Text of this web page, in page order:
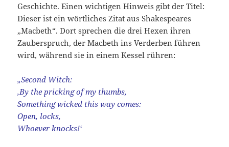
Geschichte. Einen wichtigen Hinweis gibt der Titel:
Dieser ist ein wörtliches Zitat aus Shakespeares
„Macbeth“. Dort sprechen die drei Hexen ihren
Zauberspruch, der Macbeth ins Verderben führen
wird, während sie in einem Kessel rühren:
„Second Witch:
‚By the pricking of my thumbs,
Something wicked this way comes:
Open, locks,
Whoever knocks!‘